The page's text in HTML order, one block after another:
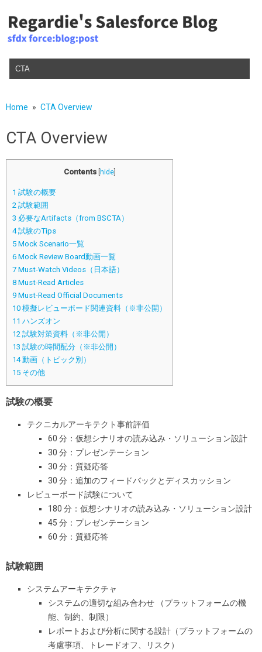
Skip to content
Home CTA Overview
CTA Overview
Contents hide]
1 試験の概要
2 試験範囲
3 必要なArtifacts（from BSCTA）
4試験のTips
5 Mock Scenario一覧
6 Mock Review Board動画一覧
7 Must-Watch Videos（日本語）
8 Must-Read Articles
9 Must-Read Official Documents
10 模擬レビューボード関連資料（※非公開）
11 ハンズオン
12 試験対策資料（※非公開）
13 試験の時間配分（※非公開）
14動画（トピック別）
15 その他
試験の概要
テクニカルアーキテクト事前評価
60 分：仮想シナリオの読み込み・ソリューション設計
30 分：プレゼンテーション
30 分：質疑応答
30 分：追加のフィードバックとディスカッション
レビューボード試験について
180 分：仮想シナリオの読み込み・ソリューション設計
45 分：プレゼンテーション
60 分：質疑応答
試験範囲
システムアーキテクチャ
システムの適切な組み合わせ （プラットフォームの機
能、制約、制限）
レポートおよび分析に関する設計（プラットフォームの
考慮事項、トレードオフ、リスク）